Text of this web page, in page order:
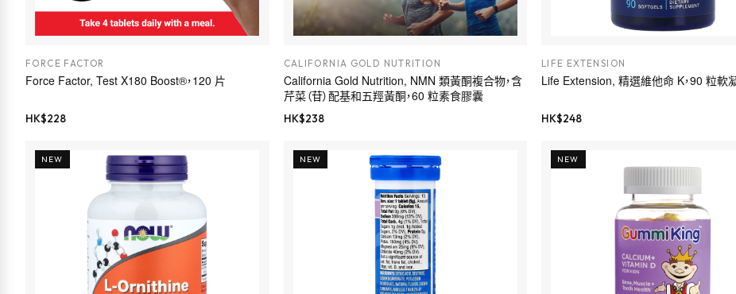
FORCE FACTOR
Force Factor, Test X180 Boost®，120 片
HK$228
CALIFORNIA GOLD NUTRITION
California Gold Nutrition, NMN 類黃酮複合物，含
芹菜（苷）配基和五羥黃酮，60 粒素食膠囊
HK$238
LIFE EXTENSION
Life Extension, 精選維他命 K，90 粒軟
HK$248
NEW NEW NEW